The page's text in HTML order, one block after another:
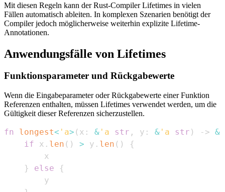
Mit diesen Regeln kann der Rust-Compiler Lifetimes in vielen
Fällen automatisch ableiten. In komplexen Szenarien benötigt der
Compiler jedoch möglicherweise weiterhin explizite Lifetime-
Annotationen.
Anwendungsfälle von Lifetimes
Funktionsparameter und Rückgabewerte
Wenn die Eingabeparameter oder Rückgabewerte einer Funktion
Referenzen enthalten, müssen Lifetimes verwendet werden, um die
Gültigkeit dieser Referenzen sicherzustellen.
fn longest< 'a> ( x : & 'a str , y : & 'a str ) -> &
if x . len ( ) > y . len ( )
{
}
else
{